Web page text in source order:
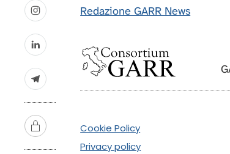
Redazione GARR News
Cookie Policy
Privacy policy